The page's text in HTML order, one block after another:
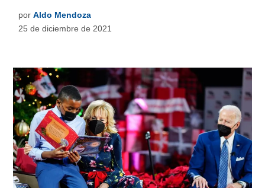
por Aldo Mendoza
25 de diciembre de 2021